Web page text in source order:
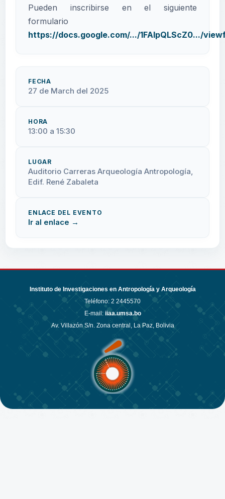
Pueden inscribirse en el siguiente
formulario
https://docs.google.com/.../1FAIpQLScZ0.../
FECHA
27 de March del 2025
HORA
13:00 a 15:30
LUGAR
Auditorio Carreras Arqueología Antropología,
Edif. René Zabaleta
ENLACE DEL EVENTO
Ir al enlace →
Instituto de Investigaciones en Antropología y Arqueología
Teléfono: 2 2445570
E-mail: iiaa.umsa.bo
Av. Villazón S/n. Zona central, La Paz, Bolivia